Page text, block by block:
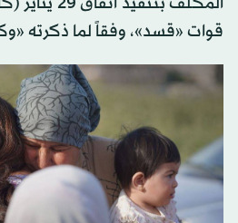
قوات «قسد»، وفقاً لما ذكرته